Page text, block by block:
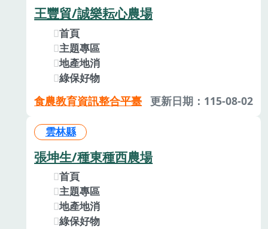
王豐貿/誠樂耘心農場
首頁
主題專區
地產地消
綠保好物
食農教育資訊整合平臺 更新日期：115-08-02
雲林縣
張坤生/種東種西農場
首頁
主題專區
地產地消
綠保好物